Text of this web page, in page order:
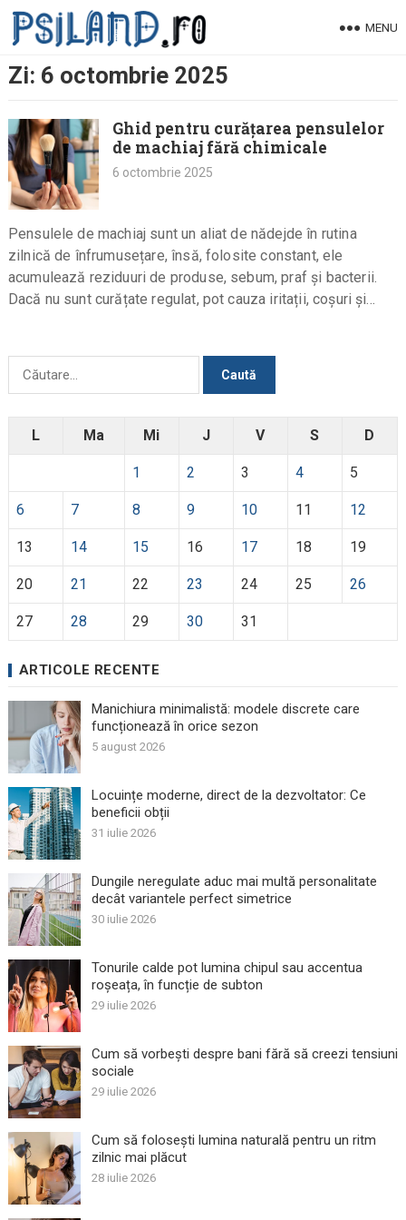
Skip
MENU
Zi: 6 octombrie 2025
Ghid pentru curățarea pensulelor
de machiaj fără chimicale
6 octombrie 2025
Pensulele de machiaj sunt un aliat de nădejde în rutina
zilnică de înfrumusețare, însă, folosite constant, ele
acumulează reziduuri de produse, sebum, praf și bacterii.
Dacă nu sunt curățate regulat, pot cauza iritații, coșuri și…
Caută
L Ma Mi J V S D
1 2 3 4 5
6 7 8 9 10 11 12
13 14 15 16 17 18 19
20 21 22 23 24 25 26
27 28 29 30 31
ARTICOLE RECENTE
Manichiura minimalistă: modele discrete care
funcționează în orice sezon
5 august 2026
Locuințe moderne, direct de la dezvoltator: Ce
beneficii obții
31 iulie 2026
Dungile neregulate aduc mai multă personalitate
decât variantele perfect simetrice
30 iulie 2026
Tonurile calde pot lumina chipul sau accentua
roșeața, în funcție de subton
29 iulie 2026
Cum să vorbești despre bani fără să creezi tensiuni
sociale
29 iulie 2026
Cum să folosești lumina naturală pentru un ritm
zilnic mai plăcut
28 iulie 2026